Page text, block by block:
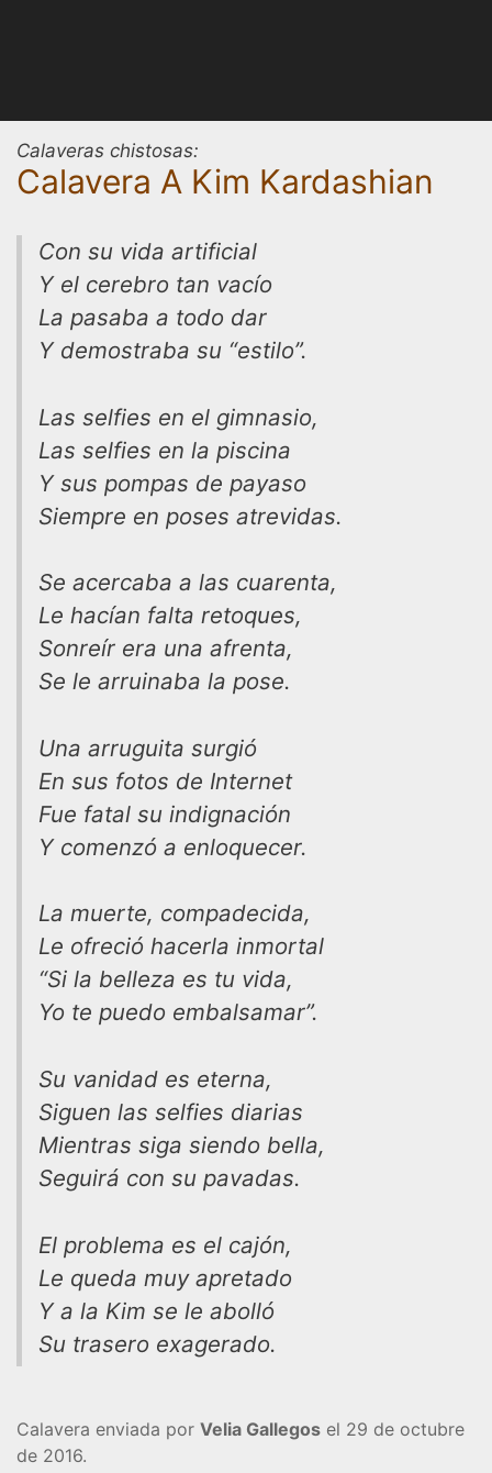
Calaveras chistosas:
Calavera A Kim Kardashian
Con su vida artificial
Y el cerebro tan vacío
La pasaba a todo dar
Y demostraba su “estilo”.
Las selfies en el gimnasio,
Las selfies en la piscina
Y sus pompas de payaso
Siempre en poses atrevidas.
Se acercaba a las cuarenta,
Le hacían falta retoques,
Sonreír era una afrenta,
Se le arruinaba la pose.
Una arruguita surgió
En sus fotos de Internet
Fue fatal su indignación
Y comenzó a enloquecer.
La muerte, compadecida,
Le ofreció hacerla inmortal
“Si la belleza es tu vida,
Yo te puedo embalsamar”.
Su vanidad es eterna,
Siguen las selfies diarias
Mientras siga siendo bella,
Seguirá con su pavadas.
El problema es el cajón,
Le queda muy apretado
Y a la Kim se le abolló
Su trasero exagerado.
Calavera enviada por Velia Gallegos el 29 de octubre
de 2016.